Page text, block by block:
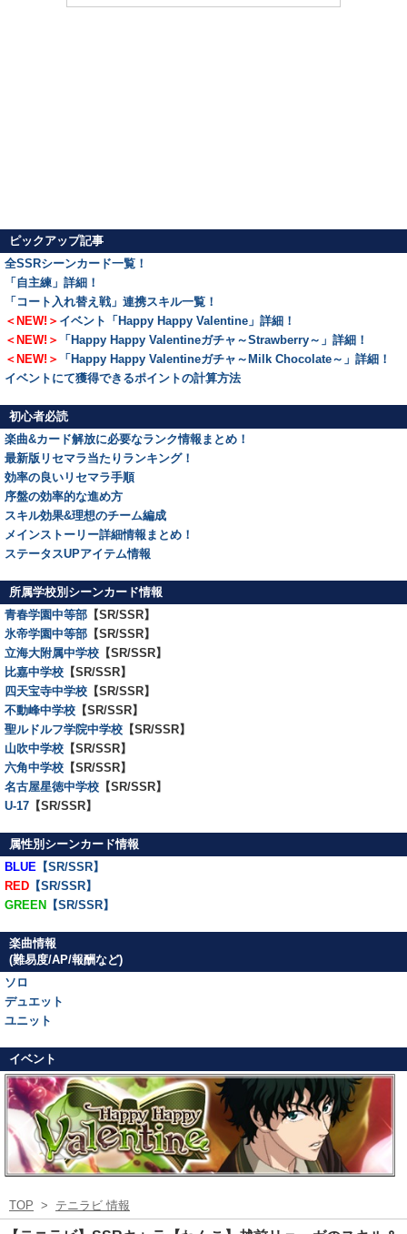
ピックアップ記事
全SSRシーンカード一覧！
「自主練」詳細！
「コート入れ替え戦」連携スキル一覧！
＜NEW!＞ イベント「Happy Happy Valentine」詳細！
＜NEW!＞
「Happy Happy Valentineガチャ～Strawberry～」詳細！
＜NEW!＞
「Happy Happy Valentineガチャ～Milk Chocolate～」詳細！
イベントにて獲得できるポイントの計算方法
初心者必読
楽曲&カード解放に必要なランク情報まとめ！
最新版リセマラ当たりランキング！
効率の良いリセマラ手順
序盤の効率的な進め方
スキル効果&理想のチーム編成
メインストーリー詳細情報まとめ！
ステータスUPアイテム情報
所属学校別シーンカード情報
青春学園中等部 【SR/SSR】
氷帝学園中等部 【SR/SSR】
立海大附属中学校 【SR/SSR】
比嘉中学校 【SR/SSR】
四天宝寺中学校 【SR/SSR】
不動峰中学校 【SR/SSR】
聖ルドルフ学院中学校 【SR/SSR】
山吹中学校 【SR/SSR】
六角中学校 【SR/SSR】
名古屋星徳中学校 【SR/SSR】
U-17 【SR/SSR】
属性別シーンカード情報
BLUE 【SR/SSR】
RED 【SR/SSR】
GREEN 【SR/SSR】
楽曲情報
(難易度/AP/報酬など)
ソロ
デュエット
ユニット
イベント
TOP > テニラビ 情報